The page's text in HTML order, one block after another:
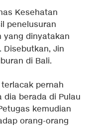
Kesehatan
penelusuran
yang dinyatakan
. Disebutkan, Jin
di Bali.
pernah
berada di Pulau
kemudian
orang-orang